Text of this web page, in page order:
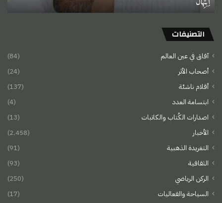
التصنيفات
آفاق في عين العالم
(84)
أصحاب الأثر
(24)
أقلام ناشئة
(137)
ابتسامة العدد
(4)
اصدارات الكُتاب والكاتبات
(13)
الأخبار
(2٬458)
التغريدة الذهبية
(91)
الثقافية
(93)
الركن الرياضي
(250)
السياحة والفعاليات
(17)